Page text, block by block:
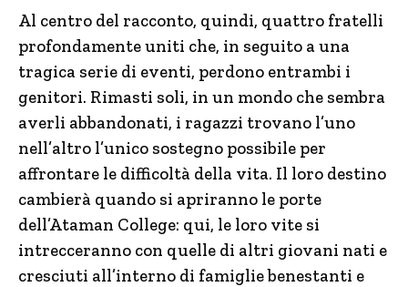
Al centro del racconto, quindi, quattro fratelli
profondamente uniti che, in seguito a una
tragica serie di eventi, perdono entrambi i
genitori. Rimasti soli, in un mondo che sembra
averli abbandonati, i ragazzi trovano l’uno
nell’altro l’unico sostegno possibile per
affrontare le difficoltà della vita. Il loro destino
cambierà quando si apriranno le porte
dell’Ataman College: qui, le loro vite si
intrecceranno con quelle di altri giovani nati e
cresciuti all’interno di famiglie benestanti e